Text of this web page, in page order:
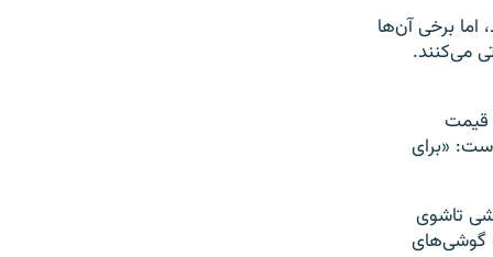
برخی آن‌ها
می‌کنند.
قیمت
«برای
دارد. قیمت گوشی تاشوی
گوشی‌های